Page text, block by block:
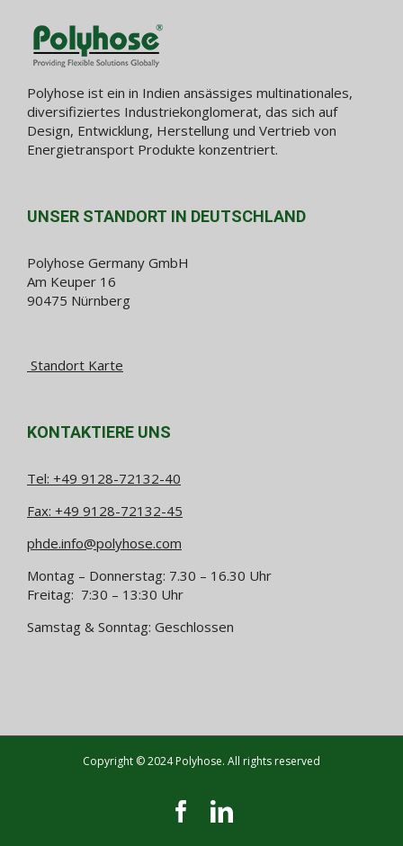
Polyhose ist ein in Indien ansässiges multinationales,
diversifiziertes Industriekonglomerat, das sich auf
Design, Entwicklung, Herstellung und Vertrieb von
Energietransport Produkte konzentriert.
UNSER STANDORT IN DEUTSCHLAND
Polyhose Germany GmbH
Am Keuper 16
90475 Nürnberg
Standort Karte
KONTAKTIERE UNS
Tel: +49 9128-72132-40
Fax: +49 9128-72132-45
phde.info@polyhose.com
Montag – Donnerstag: 7.30 – 16.30 Uhr
Freitag: 7:30 – 13:30 Uhr
Samstag & Sonntag: Geschlossen
Copyright © 2024 Polyhose. All rights reserved
Facebook
LinkedIn